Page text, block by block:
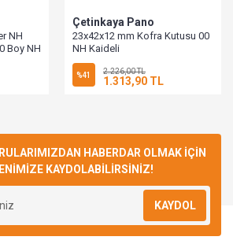
NH
Boy NH
Çetinkaya Pano
23x42x12 mm Kofra Kutusu 00
NH Kaideli
%41 2.226,00 TL
1.313,90 TL
HABERDAR OLMAK İÇİN
KAYDOLABİLİRSİNİZ!
KAYDOL